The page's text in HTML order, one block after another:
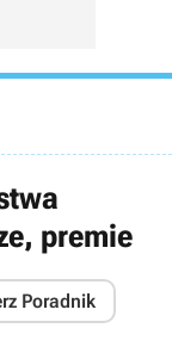
premie
Poradnik